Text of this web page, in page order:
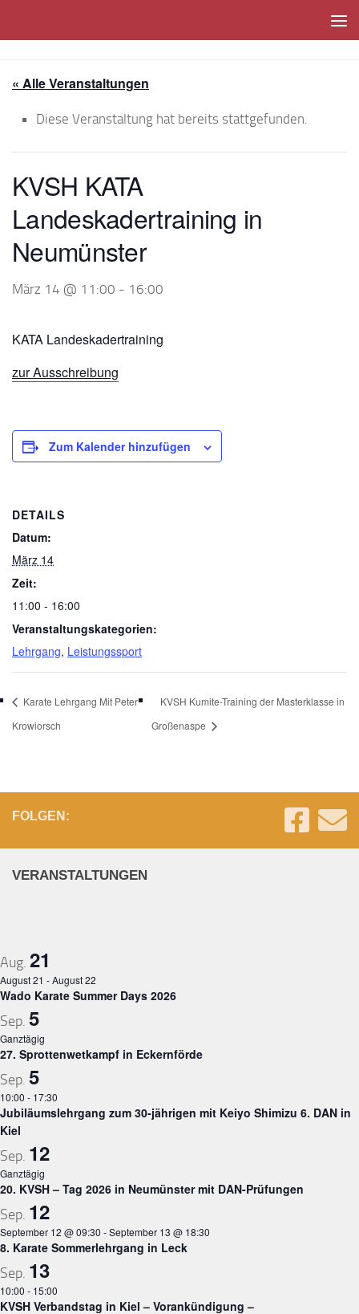
« Alle Veranstaltungen
Diese Veranstaltung hat bereits stattgefunden.
KVSH KATA
Landeskadertraining in
Neumünster
März 14 @ 11:00 - 16:00
KATA Landeskadertraining
zur Ausschreibung
Zum Kalender hinzufügen
DETAILS
Datum:
März 14
Zeit:
11:00 - 16:00
Veranstaltungskategorien:
Lehrgang, Leistungssport
Karate Lehrgang Mit Peter
Krowiorsch
KVSH Kumite-Training der Masterklasse in
Großenaspe
FOLGEN:
VERANSTALTUNGEN
Aug. 21
August 21 -August 22
Wado Karate Summer Days 2026
Sep. 5
Ganztägig
27. Sprottenwetkampf in Eckernförde
Sep. 5
10:00 - 17:30
Jubiläumslehrgang zum 30-jährigen mit Keiyo Shimizu 6. DAN in
Kiel
Sep. 12
Ganztägig
20. KVSH – Tag 2026 in Neumünster mit DAN-Prüfungen
Sep. 12
September 12 @ 09:30 -September 13 @ 18:30
8. Karate Sommerlehrgang in Leck
Sep. 13
10:00 - 15:00
KVSH Verbandstag in Kiel – Vorankündigung –